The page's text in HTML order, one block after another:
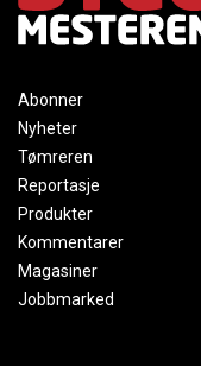
Abonner
Nyheter
Tømreren
Reportasje
Produkter
Kommentarer
Magasiner
Jobbmarked